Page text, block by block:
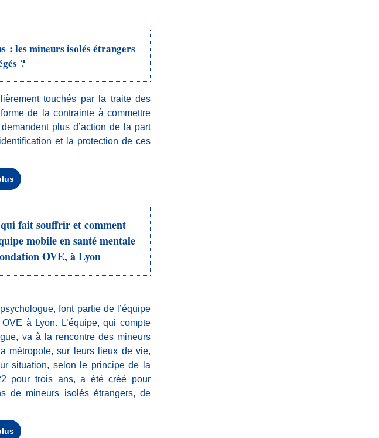
: les mineurs isolés étrangers
?
touchés par la traite des
de la contrainte à commettre
plus d’action de la part
et la protection de ces
fait souffrir et comment
mobile en santé mentale
OVE, à Lyon
font partie de l’équipe
à Lyon. L’équipe, qui compte
va à la rencontre des mineurs
métropole, sur leurs lieux de vie,
situation, selon le principe de la
pour trois ans, a été créé pour
de mineurs isolés étrangers, de